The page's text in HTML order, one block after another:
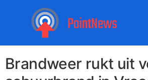
Brandweer rukt uit